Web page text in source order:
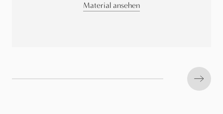
Material ansehen
Next